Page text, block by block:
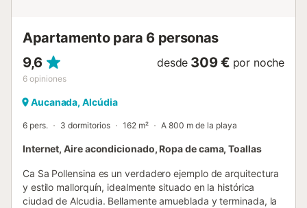
Apartamento para 6 personas
9,6
6 opiniones
desde 309 € por noche
Aucanada, Alcúdia
6 pers. 3 dormitorios 162 m² A 800 m de la playa
Internet, Aire acondicionado, Ropa de cama, Toallas
Ca Sa Pollensina es un verdadero ejemplo de arquitectura
y estilo mallorquín, idealmente situado en la histórica
ciudad de Alcudia. Bellamente amueblada y terminada, la